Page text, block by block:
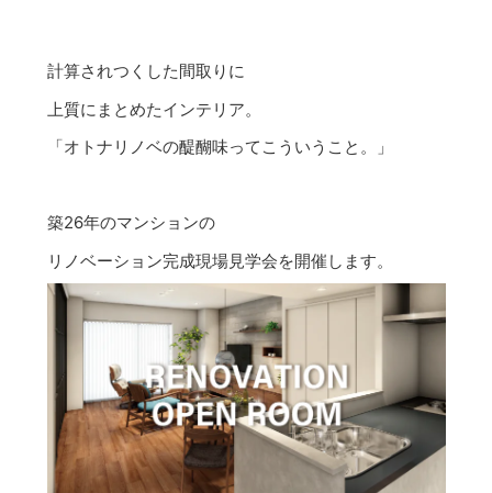
計算されつくした間取りに
上質にまとめたインテリア。
「オトナリノベの醍醐味ってこういうこと。」
築26年のマンションの
リノベーション完成現場見学会を開催します。